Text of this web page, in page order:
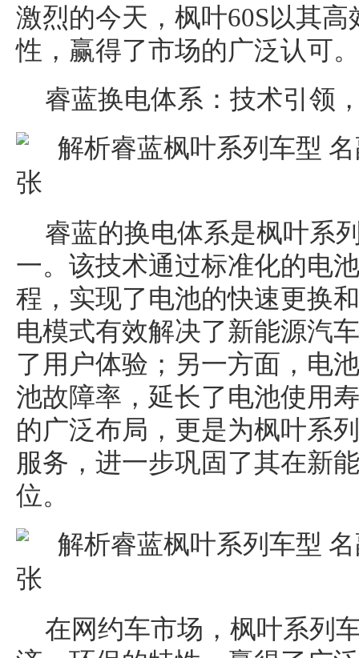
激烈的今天，枫叶60S以其
性，赢得了市场的广泛认可。
睿蓝换电体系：技术引领
睿蓝的换电体系是枫叶系
一。该技术通过标准化的电
程，实现了电池的快速更换
电模式有效解决了新能源汽
了用户体验；另一方面，电
池故障率，延长了电池使用
的广泛布局，更是为枫叶系
服务，进一步巩固了其在新
位。
在网约车市场，枫叶系列